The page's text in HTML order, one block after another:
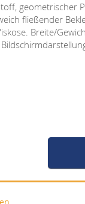
geometrischer
fließender
Breite/